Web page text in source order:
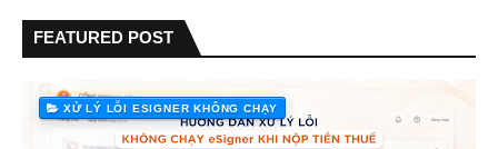
FEATURED POST
XỬ LÝ LỖI ESIGNER KHÔNG CHẠY